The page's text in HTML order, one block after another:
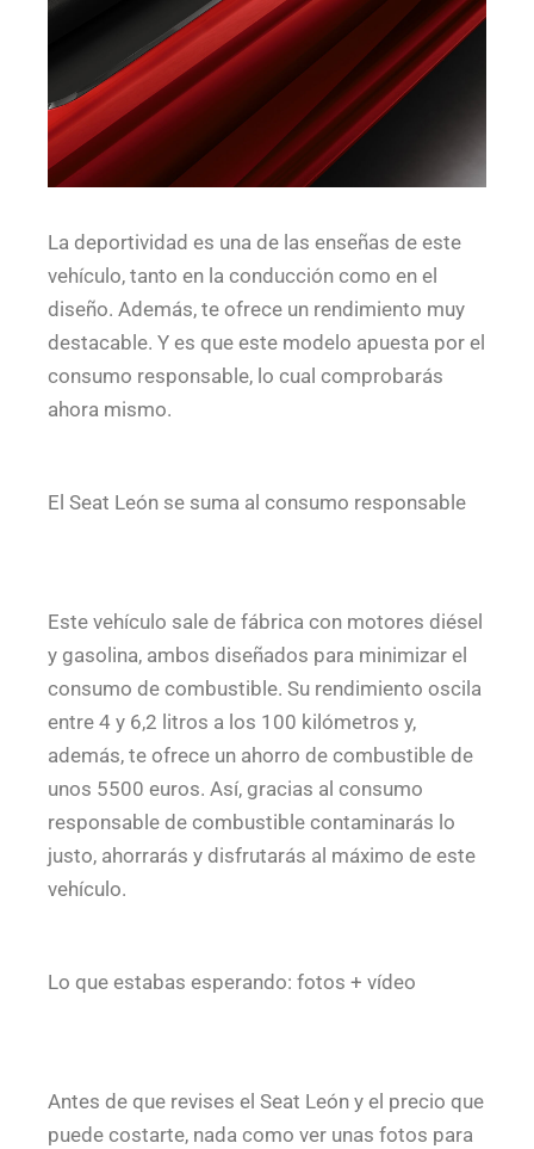
La deportividad es una de las enseñas de este
vehículo, tanto en la conducción como en el
diseño. Además, te ofrece un rendimiento muy
destacable. Y es que este modelo apuesta por el
consumo responsable, lo cual comprobarás
ahora mismo.
El Seat León se suma al consumo responsable
Este vehículo sale de fábrica con motores diésel
y gasolina, ambos diseñados para minimizar el
consumo de combustible. Su rendimiento oscila
entre 4 y 6,2 litros a los 100 kilómetros y,
además, te ofrece un ahorro de combustible de
unos 5500 euros. Así, gracias al consumo
responsable de combustible contaminarás lo
justo, ahorrarás y disfrutarás al máximo de este
vehículo.
Lo que estabas esperando: fotos + vídeo
Antes de que revises el Seat León y el precio que
puede costarte, nada como ver unas fotos para